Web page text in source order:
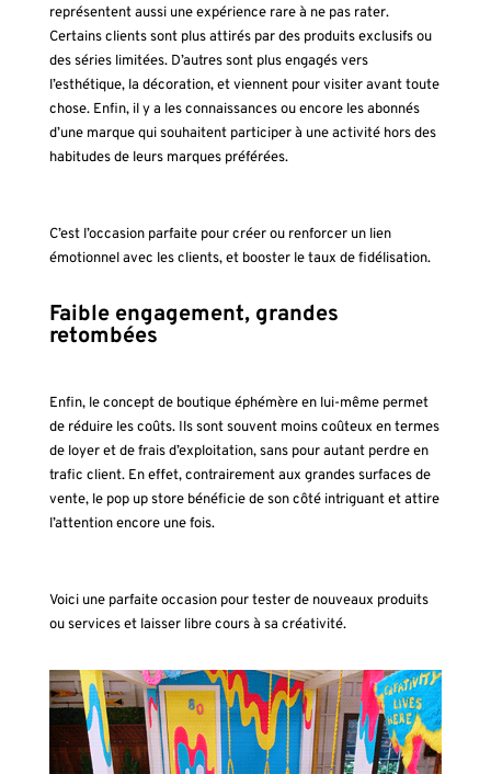
représentent aussi une expérience rare à ne pas rater.
Certains clients sont plus attirés par des produits exclusifs ou
des séries limitées. D’autres sont plus engagés vers
l’esthétique, la décoration, et viennent pour visiter avant toute
chose. Enfin, il y a les connaissances ou encore les abonnés
d’une marque qui souhaitent participer à une activité hors des
habitudes de leurs marques préférées.
C’est l’occasion parfaite pour créer ou renforcer un lien
émotionnel avec les clients, et booster le taux de fidélisation.
Faible engagement, grandes
retombées
Enfin, le concept de boutique éphémère en lui-même permet
de réduire les coûts. Ils sont souvent moins coûteux en termes
de loyer et de frais d’exploitation, sans pour autant perdre en
trafic client. En effet, contrairement aux grandes surfaces de
vente, le pop up store bénéficie de son côté intriguant et attire
l’attention encore une fois.
Voici une parfaite occasion pour tester de nouveaux produits
ou services et laisser libre cours à sa créativité.